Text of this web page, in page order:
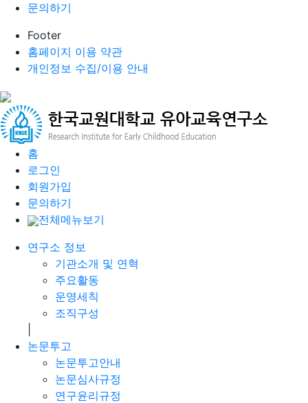
문의하기
Footer
홈페이지 이용 약관
개인정보 수집/이용 안내
홈
로그인
회원가입
문의하기
전체메뉴보기
연구소 정보
기관소개 및 연혁
주요활동
운영세칙
조직구성
논문투고
논문투고안내
논문심사규정
연구윤리규정